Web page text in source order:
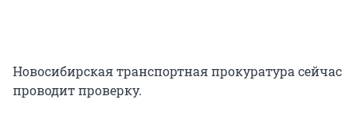
Новосибирская транспортная прокуратура сейчас
проводит проверку.